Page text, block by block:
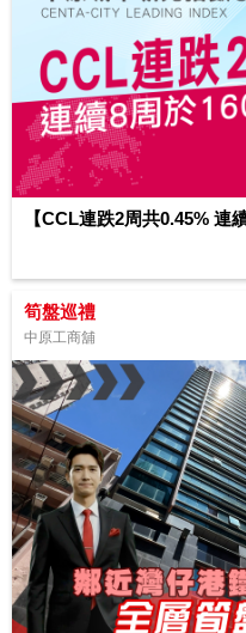
【CCL連跌2周共0.45% 連
筍盤巡禮
中原工商舖